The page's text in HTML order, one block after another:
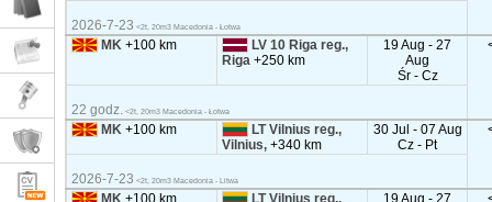
2026-7-23 <2t, 20m3 Macedonia - Łotwa
MK+100 km
LV 10 Riga reg.,
Riga+250 km
19 Aug - 27
Aug
Śr - Cz
22 godz. <2t, 20m3 Macedonia - Łotwa
MK+100 km
LT Vilnius reg.,
Vilnius,+340 km
30 Jul - 07 Aug
Cz - Pt
2026-7-23 <2t, 20m3 Macedonia - Litwa
MK+100 km
LT Vilnius reg.,
19 Aug - 27